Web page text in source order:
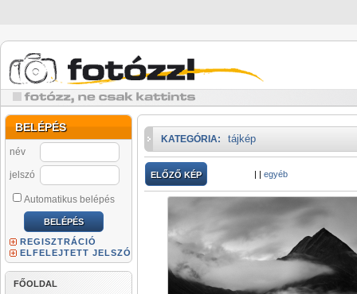
BELÉPÉS
név
jelszó
Automatikus belépés
REGISZTRÁCIÓ
ELFELEJTETT JELSZÓ
FŐOLDAL
KATEGÓRIA: tájkép
ELŐZŐ KÉP | | egyéb